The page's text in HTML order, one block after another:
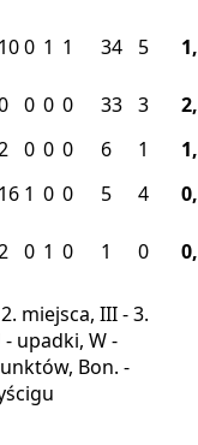
100 1 1 34 5
0 0 0 33 3
0 0 0 6 1
16 1 0 0 5 4
0 1 0 1 0
miejsca, III - 3.
- upadki, W -
Bon. -